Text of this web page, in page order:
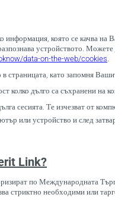
която се качва на
устройството.
data-on-the-web/cookies.
в страницата, като запомня
колко дълго са съхранени на
сесията. Те изчезват от
или устройство и след
Link?
по Международната
стриктно необходими или